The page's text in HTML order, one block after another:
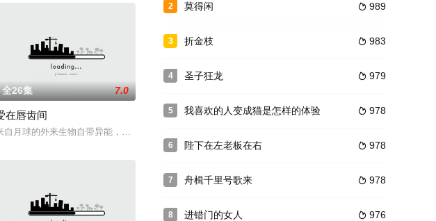
青年编剧，经历了最初的挫败，他
本人信任的哈尔滨最大客栈女掌柜漂亮寡妇赵紫兰，错将共产党从延安派遣到哈尔滨执行接应抗联任务的干
全26集 7.0
在唇齿间
自月球的外来生物自带异能，他们经历漫长的进化及繁衍，不断适应地球环境，悄然融入人类社会，被称之
2  989
莫得闲
3  983
折金枝
4  979
圣子狂龙
5  978
我喜欢的人变成猫是怎样的体验
6  978
陛下在左老板在右
7  978
舟楫千里号歌来
8  976
进错门的女人